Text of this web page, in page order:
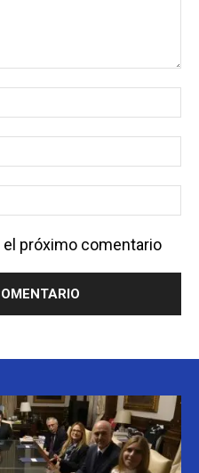
el próximo comentario